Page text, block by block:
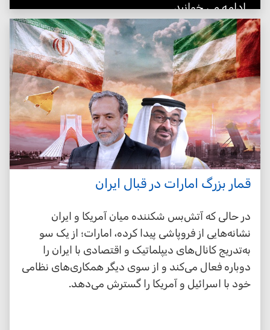
ادامه می خوانید
قمار بزرگ امارات در قبال ایران
در حالی که آتش‌بس شکننده میان آمریکا و ایران
نشانه‌هایی از فروپاشی پیدا کرده، امارات؛ از یک سو
به‌تدریج کانال‌های دیپلماتیک و اقتصادی با ایران را
دوباره فعال می‌کند و از سوی دیگر همکاری‌های نظامی
خود با اسرائیل و آمریکا را گسترش می‌دهد.